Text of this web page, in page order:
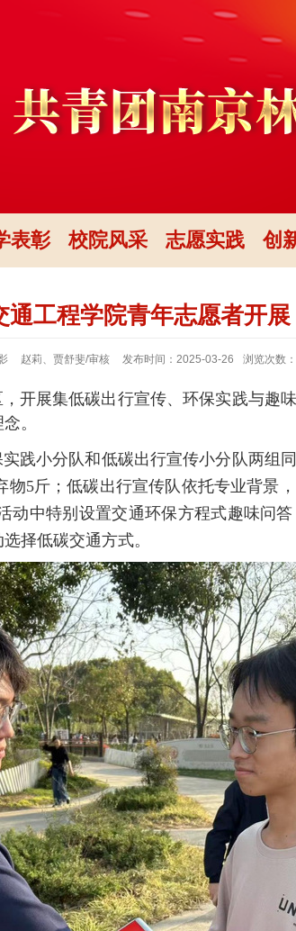
表彰 校院风采 志愿实践 创
通工程学院青年志愿者开展
赵莉、贾舒斐/审核 发布时间：2025-03-26 浏览次数：
开展集低碳出行宣传、环保实践与趣味
。
践小分队和低碳出行宣传小分队两组
物5斤；低碳出行宣传队依托专业背景
动中特别设置交通环保方程式趣味问
择低碳交通方式。